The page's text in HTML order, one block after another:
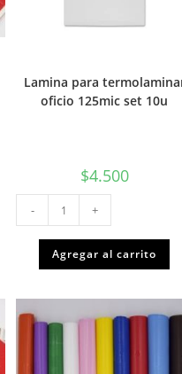
Lamina para
oficio 125mic set 10u
$4.500
Lamina
para
termolaminar
oficio
125mic
set
10u
- +
Agregar al carrito